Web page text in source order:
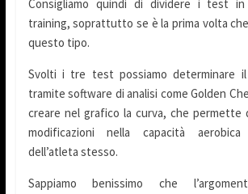
Consigliamo quindi di dividere i test
training, soprattutto se è la prima volta
questo tipo.
Svolti i tre test possiamo determinare il
tramite software di analisi come Golden
creare nel grafico la curva, che permette
modificazioni nella capacità
dell’atleta stesso.
Sappiamo benissimo che